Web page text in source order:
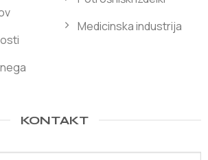
Medicinska industrija
KONTAKT